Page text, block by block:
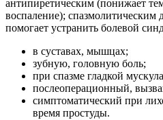
антипиретическим (понижает
воспаление); спазмолитическим
помогает устранить болевой
в суставах, мышцах;
зубную, головную боль;
при спазме гладкой
послеоперационный,
симптоматический при
время простуды.